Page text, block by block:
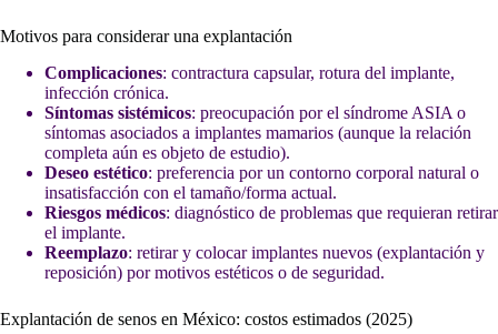
Motivos para considerar una explantación
Complicaciones: contractura capsular, rotura del implante,
infección crónica.
Síntomas sistémicos: preocupación por el síndrome ASIA o
síntomas asociados a implantes mamarios (aunque la relación
completa aún es objeto de estudio).
Deseo estético: preferencia por un contorno corporal natural o
insatisfacción con el tamaño/forma actual.
Riesgos médicos: diagnóstico de problemas que requieran retirar
el implante.
Reemplazo: retirar y colocar implantes nuevos (explantación y
reposición) por motivos estéticos o de seguridad.
Explantación de senos en México: costos estimados (2025)